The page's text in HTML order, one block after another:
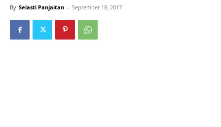
By Selasti Panjaitan - September 18, 2017